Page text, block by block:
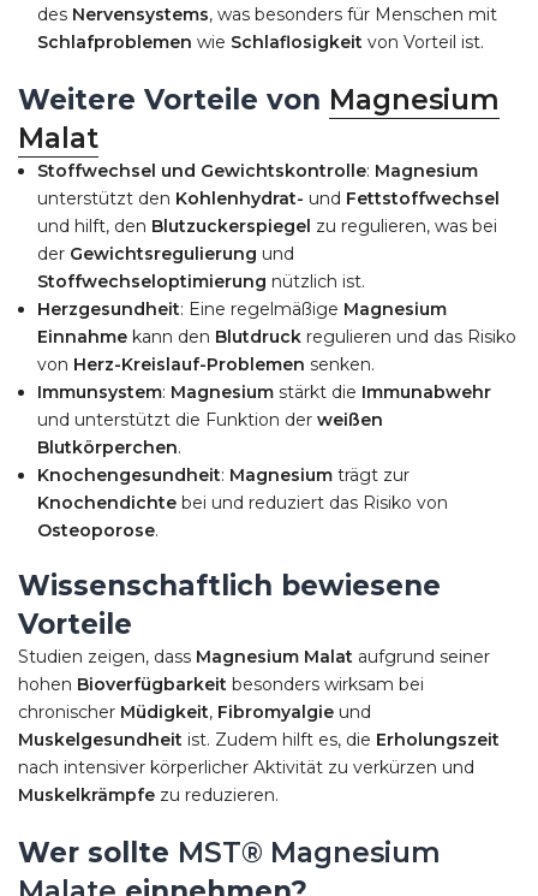
des Nervensystems, was besonders für Menschen mit
Schlafproblemen wie Schlaflosigkeit von Vorteil ist.
Weitere Vorteile von Magnesium
Malat
Stoffwechsel und Gewichtskontrolle: Magnesium
unterstützt den Kohlenhydrat- und Fettstoffwechsel
und hilft, den Blutzuckerspiegel zu regulieren, was bei
der Gewichtsregulierung und
Stoffwechseloptimierung nützlich ist.
Herzgesundheit: Eine regelmäßige Magnesium
Einnahme kann den Blutdruck regulieren und das Risiko
von Herz-Kreislauf-Problemen senken.
Immunsystem: Magnesium stärkt die Immunabwehr
und unterstützt die Funktion der weißen
Blutkörperchen.
Knochengesundheit: Magnesium trägt zur
Knochendichte bei und reduziert das Risiko von
Osteoporose.
Wissenschaftlich bewiesene
Vorteile
Studien zeigen, dass Magnesium Malat aufgrund seiner
hohen Bioverfügbarkeit besonders wirksam bei
chronischer Müdigkeit, Fibromyalgie und
Muskelgesundheit ist. Zudem hilft es, die Erholungszeit
nach intensiver körperlicher Aktivität zu verkürzen und
Muskelkrämpfe zu reduzieren.
Wer sollte MST® Magnesium